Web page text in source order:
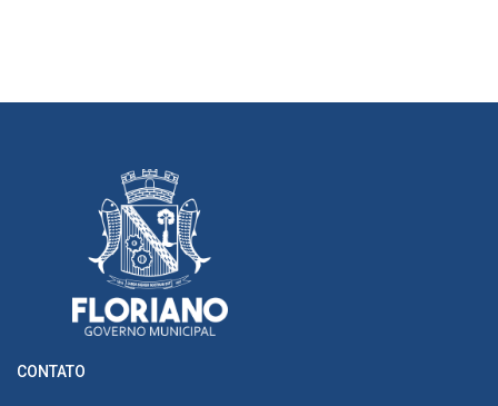
CONTATO